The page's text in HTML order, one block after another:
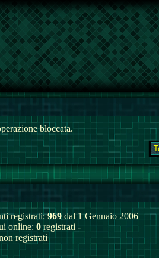
bloccata.
registrati:969 dal 1 Gennaio 2006
online: 0registrati -
registrati